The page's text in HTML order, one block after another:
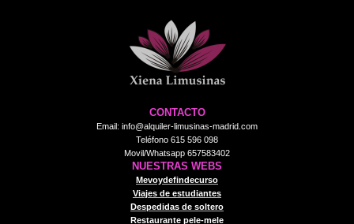
CONTACTO
Email: info@alquiler-limusinas-madrid.com
Teléfono 615 596 098
Movil/Whatsapp 657583402
NUESTRAS WEBS
Mevoydefindecurso
Viajes de estudiantes
Despedidas de soltero
Restaurante pele-mele